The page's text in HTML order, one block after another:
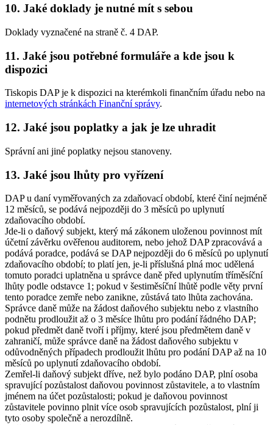
10. Jaké doklady je nutné mít s sebou
Doklady vyznačené na straně č. 4 DAP.
11. Jaké jsou potřebné formuláře a kde jsou k
dispozici
Tiskopis DAP je k dispozici na kterémkoli finančním úřadu nebo na
internetových stránkách Finanční správy.
12. Jaké jsou poplatky a jak je lze uhradit
Správní ani jiné poplatky nejsou stanoveny.
13. Jaké jsou lhůty pro vyřízení
DAP u daní vyměřovaných za zdaňovací období, které činí nejméně
12 měsíců, se podává nejpozději do 3 měsíců po uplynutí
zdaňovacího období.
Jde-li o daňový subjekt, který má zákonem uloženou povinnost mít
účetní závěrku ověřenou auditorem, nebo jehož DAP zpracovává a
podává poradce, podává se DAP nejpozději do 6 měsíců po uplynutí
zdaňovacího období; to platí jen, je-li příslušná plná moc udělená
tomuto poradci uplatněna u správce daně před uplynutím tříměsíční
lhůty podle odstavce 1; pokud v šestiměsíční lhůtě podle věty první
tento poradce zemře nebo zanikne, zůstává tato lhůta zachována.
Správce daně může na žádost daňového subjektu nebo z vlastního
podnětu prodloužit až o 3 měsíce lhůtu pro podání řádného DAP;
pokud předmět daně tvoří i příjmy, které jsou předmětem daně v
zahraničí, může správce daně na žádost daňového subjektu v
odůvodněných případech prodloužit lhůtu pro podání DAP až na 10
měsíců po uplynutí zdaňovacího období.
Zemřel-li daňový subjekt dříve, než bylo podáno DAP, plní osoba
spravující pozůstalost daňovou povinnost zůstavitele, a to vlastním
jménem na účet pozůstalosti; pokud je daňovou povinnost
zůstavitele povinno plnit více osob spravujících pozůstalost, plní ji
tyto osoby společně a nerozdílně.